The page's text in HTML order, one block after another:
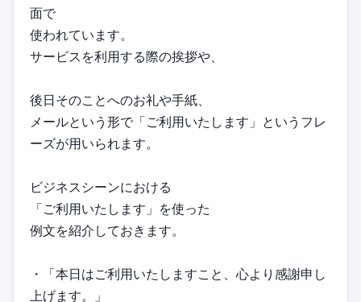
面で
使われています。
サービスを利用する際の挨拶や、
後日そのことへのお礼や手紙、
メールという形で「ご利用いたします」というフレ
ーズが用いられます。
ビジネスシーンにおける
「ご利用いたします」を使った
例文を紹介しておきます。
・「本日はご利用いたしますこと、心より感謝申し
上げます。」